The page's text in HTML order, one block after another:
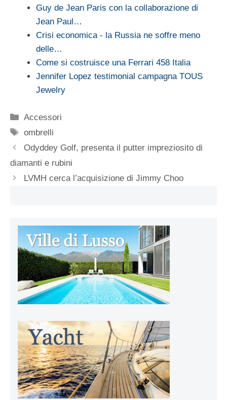
Guy de Jean Paris con la collaborazione di
Jean Paul…
Crisi economica - la Russia ne soffre meno
delle…
Come si costruisce una Ferrari 458 Italia
Jennifer Lopez testimonial campagna TOUS
Jewelry
Categorie
Accessori
Tag
ombrelli
Odyddey Golf, presenta il putter impreziosito di
diamanti e rubini
LVMH cerca l’acquisizione di Jimmy Choo